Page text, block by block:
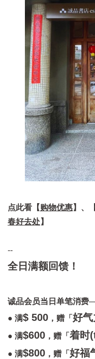
点此看【购物优惠】、
春好去处】
--
全日满额回馈！
诚品会员当日单笔消费
● 满$ 500 ，赠「 好
● 满$600 ，赠「 着时
● 满$800 ，赠「 好福